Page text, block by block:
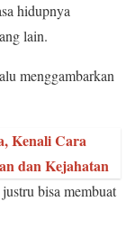
hidupnya
lain.
menggambarkan
Kenali Cara
dan Kejahatan
bisa membuat